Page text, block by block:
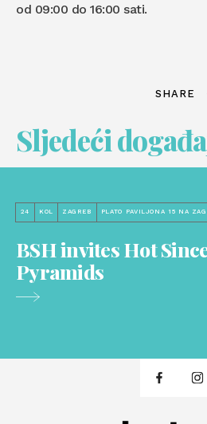
od 09:00 do 16:00 sati.
SHARE
Sljedeći
24 KOL ZAGREB PLATO PAVILJONA 15 NA
BSH invites Hot
Pyramids